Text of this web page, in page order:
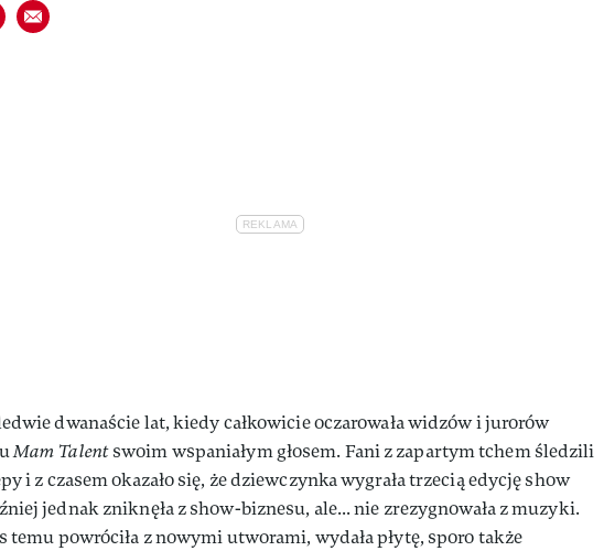
na facebookna whatsapp
E-mail do przyjaciela
dwanaście lat, kiedy całkowicie oczarowała widzów i jurorów
Mam Talentswoim wspaniałym głosem. Fani z zapartym tchem śledzili
i z czasem okazało się, że dziewczynka wygrała trzecią edycję show
jednak zniknęła z show-biznesu, ale... nie zrezygnowała z muzyki.
temu powróciła z nowymi utworami, wydała płytę, sporo także